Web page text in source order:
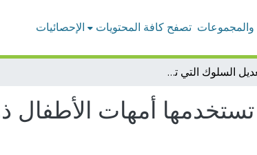
والمجموعات تصفح كافة المحتويات الإحصائيات
مهارات تعديل السلوك التي تستخدمها أمهات الأطفال ذوي الإعاقة الفكرية ودرجة ممارستها
أمهات الأطفال